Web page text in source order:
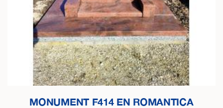
MONUMENT F414 EN ROMANTICA